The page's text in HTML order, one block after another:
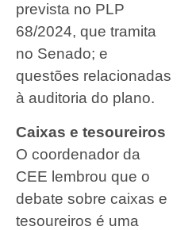
prevista no PLP
68/2024, que tramita
no Senado; e
questões relacionadas
à auditoria do plano.
Caixas e tesoureiros
O coordenador da
CEE lembrou que o
debate sobre caixas e
tesoureiros é uma